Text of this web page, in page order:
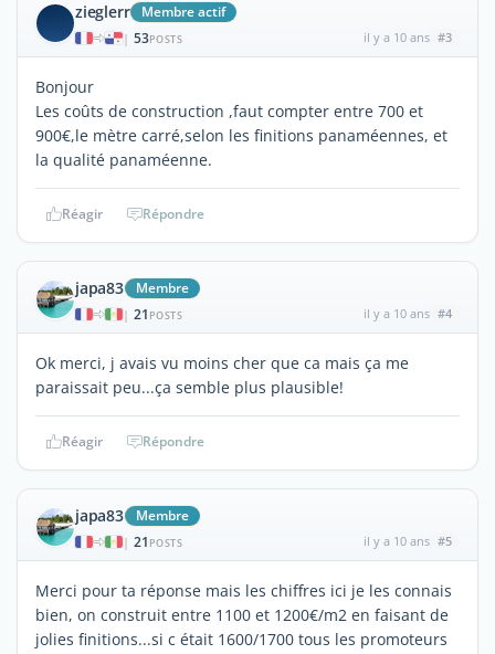
zieglerr Membre actif
| 53POSTS il y a 10 ans #3
Bonjour
Les coûts de construction ,faut compter entre 700 et
900€,le mètre carré,selon les finitions panaméennes, et
la qualité panaméenne.
Réagir Répondre
japa83 Membre
| 21 POSTS il y a 10 ans #4
Ok merci, j avais vu moins cher que ca mais ça me
paraissait peu...ça semble plus plausible!
Réagir Répondre
japa83 Membre
| 21 POSTS il y a 10 ans #5
Merci pour ta réponse mais les chiffres ici je les connais
bien, on construit entre 1100 et 1200€/m2 en faisant de
jolies finitions...si c était 1600/1700 tous les promoteurs